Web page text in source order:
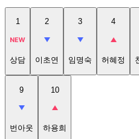
1
상담
2
이초연
3
임명숙
4
허혜정
9
번아웃
10
하용희